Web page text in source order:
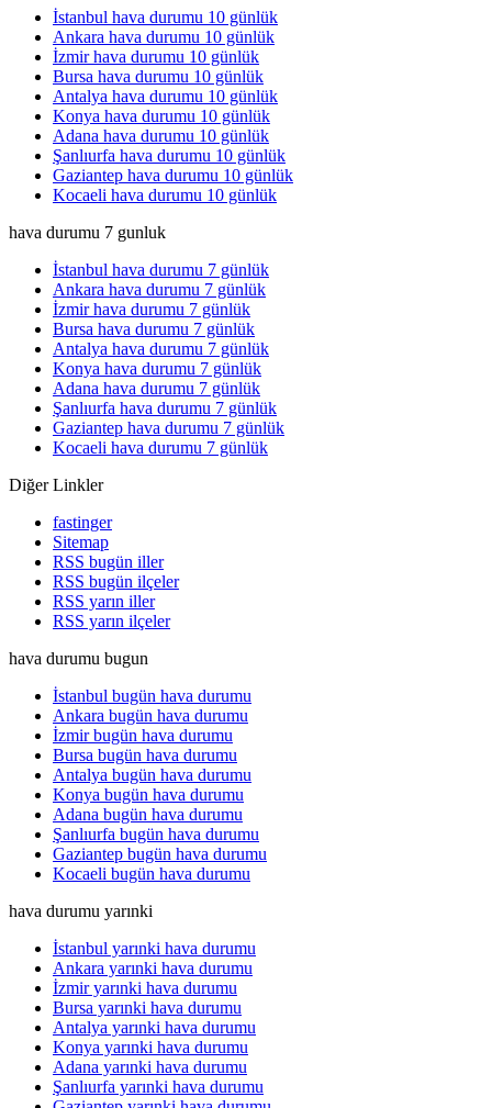
İstanbul hava durumu 10 günlük
Ankara hava durumu 10 günlük
İzmir hava durumu 10 günlük
Bursa hava durumu 10 günlük
Antalya hava durumu 10 günlük
Konya hava durumu 10 günlük
Adana hava durumu 10 günlük
Şanlıurfa hava durumu 10 günlük
Gaziantep hava durumu 10 günlük
Kocaeli hava durumu 10 günlük
hava durumu 7 gunluk
İstanbul hava durumu 7 günlük
Ankara hava durumu 7 günlük
İzmir hava durumu 7 günlük
Bursa hava durumu 7 günlük
Antalya hava durumu 7 günlük
Konya hava durumu 7 günlük
Adana hava durumu 7 günlük
Şanlıurfa hava durumu 7 günlük
Gaziantep hava durumu 7 günlük
Kocaeli hava durumu 7 günlük
Diğer Linkler
fastinger
Sitemap
RSS bugün iller
RSS bugün ilçeler
RSS yarın iller
RSS yarın ilçeler
hava durumu bugun
İstanbul bugün hava durumu
Ankara bugün hava durumu
İzmir bugün hava durumu
Bursa bugün hava durumu
Antalya bugün hava durumu
Konya bugün hava durumu
Adana bugün hava durumu
Şanlıurfa bugün hava durumu
Gaziantep bugün hava durumu
Kocaeli bugün hava durumu
hava durumu yarınki
İstanbul yarınki hava durumu
Ankara yarınki hava durumu
İzmir yarınki hava durumu
Bursa yarınki hava durumu
Antalya yarınki hava durumu
Konya yarınki hava durumu
Adana yarınki hava durumu
Şanlıurfa yarınki hava durumu